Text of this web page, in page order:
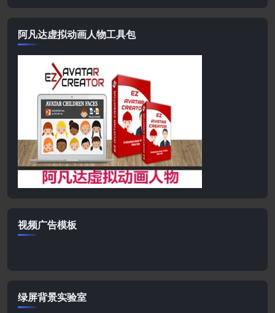
阿凡达虚拟动画人物工具包
视频广告模板
绿屏背景实验室